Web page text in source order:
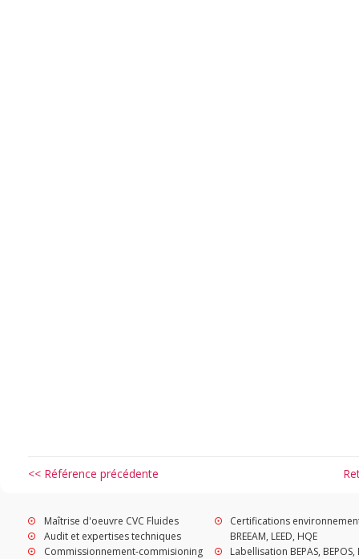
<< Référence précédente
Maîtrise d'oeuvre CVC Fluides
Audit et expertises techniques
Commissionnement-commisioning
Certifications
BREEAM, LEED, HQE
Labellisation BEPAS, BEPOS,